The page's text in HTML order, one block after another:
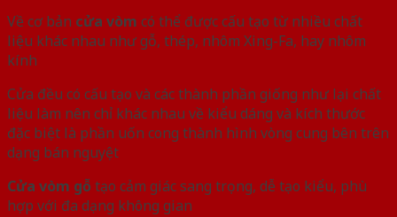
Về cơ bản cửa vòm có thể được cấu tạo từ nhiều chất
liệu khác nhau như gỗ, thép, nhôm Xing-Fa, hay nhôm
kính
Cửa đều có cấu tạo và các thành phần giống như lại chất
liệu làm nên chỉ khác nhau về kiểu dáng và kích thước
đặc biệt là phần uốn cong thành hình vòng cung bên trên
dạng bán nguyệt
Cửa vòm gỗ tạo cảm giác sang trọng, dễ tạo kiểu, phù
hợp với đa dạng không gian